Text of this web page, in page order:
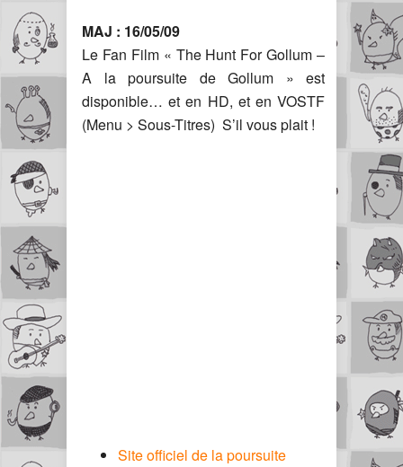
MAJ : 16/05/09
Le Fan Film « The Hunt For Gollum –
A la poursuite de Gollum » est
disponible… et en HD, et en VOSTF
(Menu > Sous-Titres) S’il vous plait !
Site officiel de la poursuite